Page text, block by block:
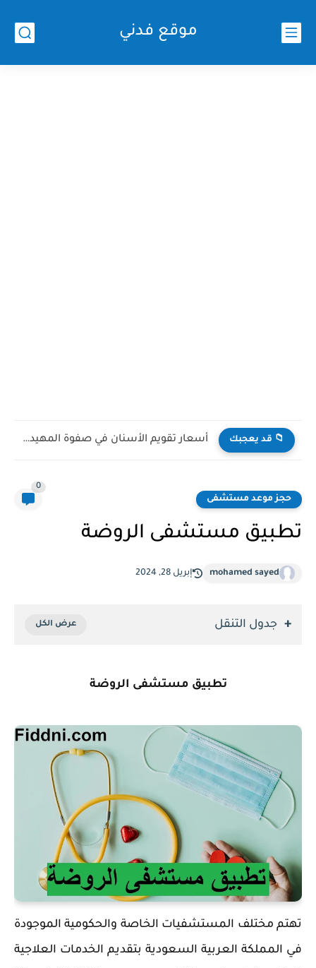
موقع فدني
📁 قد يعجبك سعر عملية التكميم في مستشفى دله
حجز موعد مستشفى
0
تطبيق مستشفى الروضة
mohamed sayed إبريل 28, 2024
جدول التنقل
تطبيق مستشفى الروضة
تهتم مختلف المستشفيات الخاصة والحكومية الموجودة
في المملكة العربية السعودية بتقديم الخدمات العلاجية